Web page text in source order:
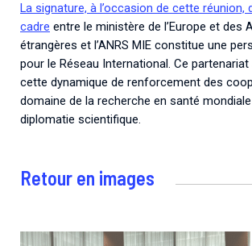
La signature, à l’occasion de cette réunion,
cadre entre le ministère de l’Europe et des
étrangères et l’ANRS MIE constitue une
pour le Réseau International. Ce partenariat
cette dynamique de renforcement des
domaine de la recherche en santé
diplomatie scientifique.
Retour en images